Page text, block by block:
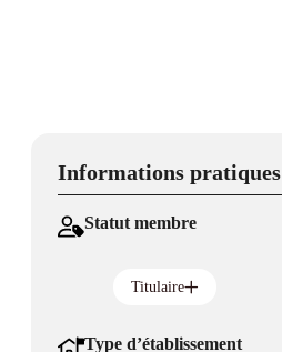
Informations pratiques
Statut membre
Titulaire
Type d’établissement